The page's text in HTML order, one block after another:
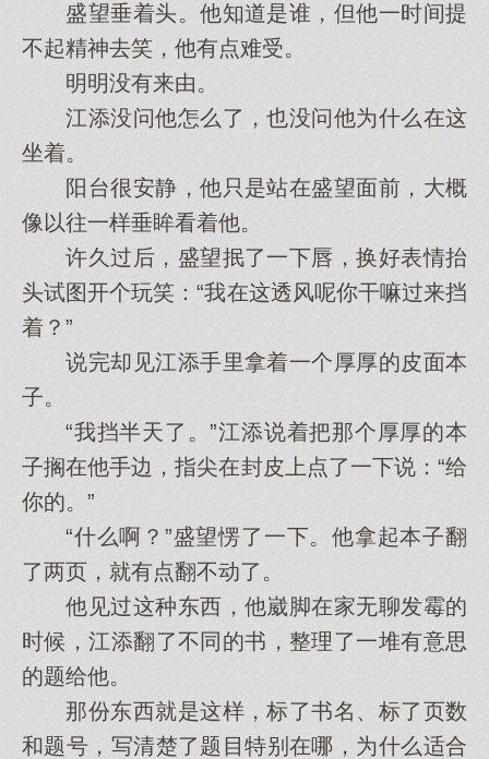
盛望垂着头。他知道是谁，但他一时间提
不起精神去笑，他有点难受。
明明没有来由。
江添没问他怎么了，也没问他为什么在这
坐着。
阳台很安静，他只是站在盛望面前，大概
像以往一样垂眸看着他。
许久过后，盛望抿了一下唇，换好表情抬
头试图开个玩笑：“我在这透风呢你干嘛过来挡
着？”
说完却见江添手里拿着一个厚厚的皮面本
子。
“我挡半天了。”江添说着把那个厚厚的本
子搁在他手边，指尖在封皮上点了一下说：“给
你的。”
“什么啊？”盛望愣了一下。他拿起本子翻
了两页，就有点翻不动了。
他见过这种东西，他崴脚在家无聊发霉的
时候，江添翻了不同的书，整理了一堆有意思
的题给他。
那份东西就是这样，标了书名、标了页数
和题号，写清楚了题目特别在哪，为什么适合